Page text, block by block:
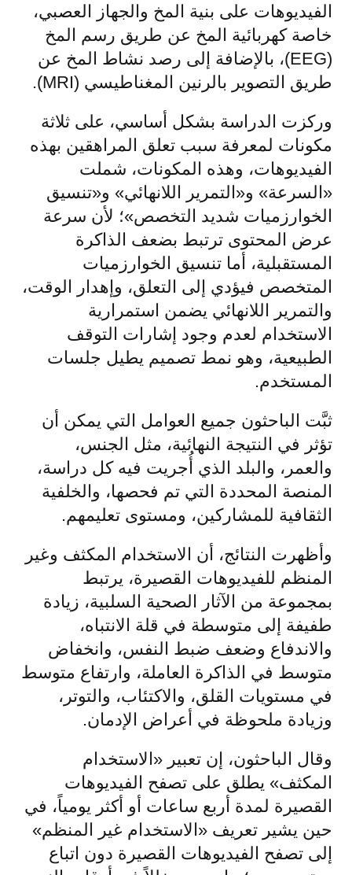
الفيديوهات على بنية المخ والجهاز العصبي،
خاصة كهربائية المخ عن طريق رسم المخ
(EEG)، بالإضافة إلى رصد نشاط المخ عن
طريق التصوير بالرنين المغناطيسي (MRI).
وركزت الدراسة بشكل أساسي، على ثلاثة
مكونات لمعرفة سبب تعلق المراهقين بهذه
الفيديوهات، وهذه المكونات، شملت
«السرعة» و«التمرير اللانهائي» و«تنسيق
الخوارزميات شديد التخصص»؛ لأن سرعة
عرض المحتوى ترتبط بضعف الذاكرة
المستقبلية، أما تنسيق الخوارزميات
المتخصص فيؤدي إلى التعلق، وإهدار الوقت،
والتمرير اللانهائي يضمن استمرارية
الاستخدام لعدم وجود إشارات التوقف
الطبيعية، وهو نمط تصميم يطيل جلسات
المستخدم.
ثبَّت الباحثون جميع العوامل التي يمكن أن
تؤثر في النتيجة النهائية، مثل الجنس،
والعمر، والبلد الذي أُجريت فيه كل دراسة،
المنصة المحددة التي تم فحصها، والخلفية
الثقافية للمشاركين، ومستوى تعليمهم.
وأظهرت النتائج، أن الاستخدام المكثف وغير
المنظم للفيديوهات القصيرة، يرتبط
بمجموعة من الآثار الصحية السلبية، زيادة
طفيفة إلى متوسطة في قلة الانتباه،
والاندفاع وضعف ضبط النفس، وانخفاض
متوسط في الذاكرة العاملة، وارتفاع متوسط
في مستويات القلق، والاكتئاب، والتوتر،
وزيادة ملحوظة في أعراض الإدمان.
وقال الباحثون، إن تعبير «الاستخدام
المكثف» يطلق على تصفح الفيديوهات
القصيرة لمدة أربع ساعات أو أكثر يومياً، في
حين يشير تعريف «الاستخدام غير المنظم»
إلى تصفح الفيديوهات القصيرة دون اتباع